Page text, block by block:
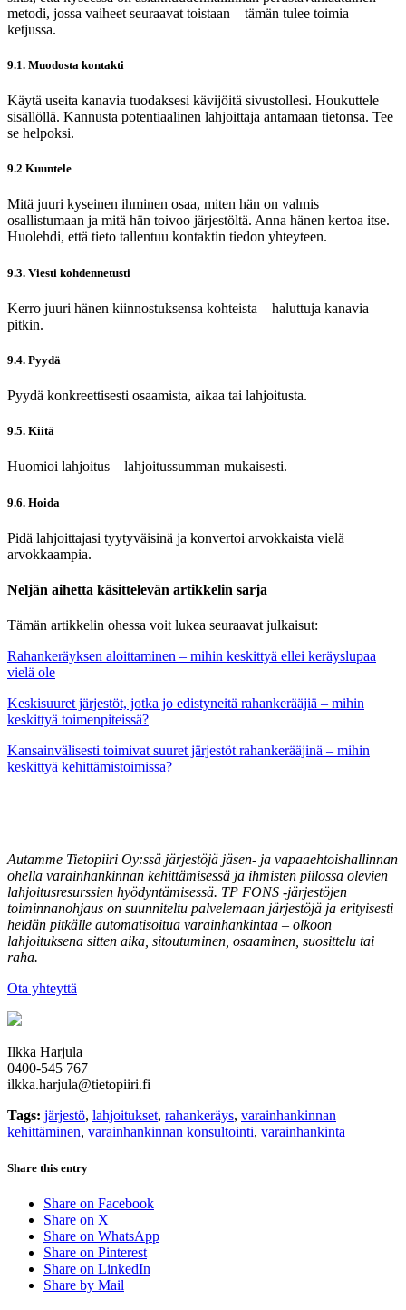
metodi, jossa vaiheet seuraavat toistaan – tämän tulee toimia
ketjussa.
9.1. Muodosta kontakti
Käytä useita kanavia tuodaksesi kävijöitä sivustollesi. Houkuttele
sisällöllä. Kannusta potentiaalinen lahjoittaja antamaan tietonsa. Tee
se helpoksi.
9.2 Kuuntele
Mitä juuri kyseinen ihminen osaa, miten hän on valmis
osallistumaan ja mitä hän toivoo järjestöltä. Anna hänen kertoa itse.
Huolehdi, että tieto tallentuu kontaktin tiedon yhteyteen.
9.3. Viesti kohdennetusti
Kerro juuri hänen kiinnostuksensa kohteista – haluttuja kanavia
pitkin.
9.4. Pyydä
Pyydä konkreettisesti osaamista, aikaa tai lahjoitusta.
9.5. Kiitä
Huomioi lahjoitus – lahjoitussumman mukaisesti.
9.6. Hoida
Pidä lahjoittajasi tyytyväisinä ja konvertoi arvokkaista vielä
arvokkaampia.
Neljän aihetta käsittelevän artikkelin sarja
Tämän artikkelin ohessa voit lukea seuraavat julkaisut:
Rahankeräyksen aloittaminen – mihin keskittyä ellei keräyslupaa
vielä ole
Keskisuuret järjestöt, jotka jo edistyneitä rahankerääjiä – mihin
keskittyä toimenpiteissä?
Kansainvälisesti toimivat suuret järjestöt rahankerääjinä – mihin
keskittyä kehittämistoimissa?
Autamme Tietopiiri Oy:ssä järjestöjä jäsen- ja vapaaehtoishallinnan
ohella varainhankinnan kehittämisessä ja ihmisten piilossa olevien
lahjoitusresurssien hyödyntämisessä. TP FONS -järjestöjen
toiminnanohjaus on suunniteltu palvelemaan järjestöjä ja erityisesti
heidän pitkälle automatisoitua varainhankintaa – olkoon
lahjoituksena sitten aika, sitoutuminen, osaaminen, suosittelu tai
raha.
Ota yhteyttä
Ilkka Harjula
0400-545 767
ilkka.harjula@tietopiiri.fi
Tags: järjestö, lahjoitukset, rahankeräys, varainhankinnan
kehittäminen, varainhankinnan konsultointi, varainhankinta
Share this entry
Share on Facebook
Share on X
Share on WhatsApp
Share on Pinterest
Share on LinkedIn
Share by Mail